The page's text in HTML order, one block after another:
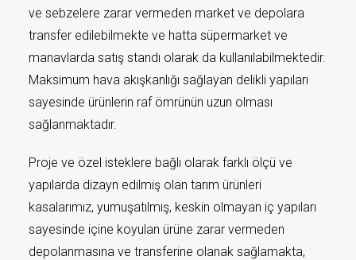
ve sebzelere zarar vermeden market ve depolara
transfer edilebilmekte ve hatta süpermarket ve
manavlarda satış standı olarak da kullanılabilmektedir.
Maksimum hava akışkanlığı sağlayan delikli yapıları
sayesinde ürünlerin raf ömrünün uzun olması
sağlanmaktadır.
Proje ve özel isteklere bağlı olarak farklı ölçü ve
yapılarda dizayn edilmiş olan tarım ürünleri
kasalarımız, yumuşatılmış, keskin olmayan iç yapıları
sayesinde içine koyulan ürüne zarar vermeden
depolanmasına ve transferine olanak sağlamakta,